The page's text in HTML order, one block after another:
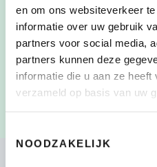
en om ons websiteverkeer
informatie over uw gebruik
partners voor social media,
partners kunnen deze
informatie die u aan ze
verzameld op basis van uw
NOODZAKELIJK
CONSENT *
Door dit vakje aan te
verzameling en het